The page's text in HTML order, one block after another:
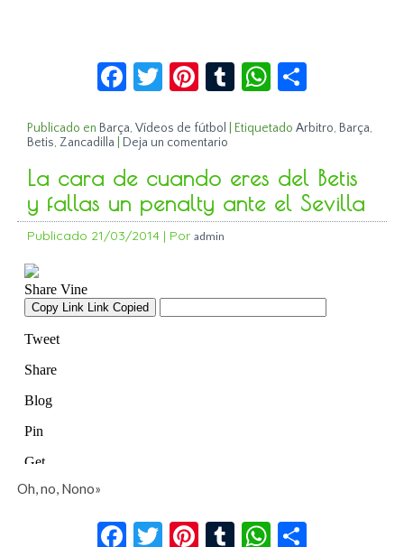
Facebook
Twitter
Pinterest
TumblrWhatsApp
Publicado en Barça,Vídeos de fútbol Etiquetado Arbitro, Barça,
Betis, Zancadilla Deja un comentario
La cara de cuando eres del Betis
y fallas un penalty ante el Sevilla
Publicado 21/03/2014 | Por admin
Oh, no, Nono»
Facebook
Twitter
Pinterest
TumblrWhatsApp